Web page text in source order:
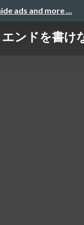
ads and more …
ンドを書け